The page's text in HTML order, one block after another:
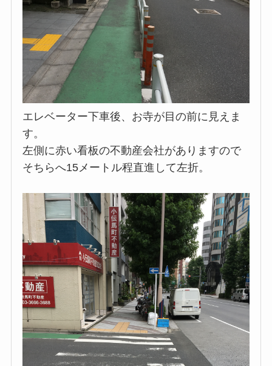
エレベーター下車後、お寺が目の前に見えま
す。
左側に赤い看板の不動産会社がありますので
そちらへ15メートル程直進して左折。